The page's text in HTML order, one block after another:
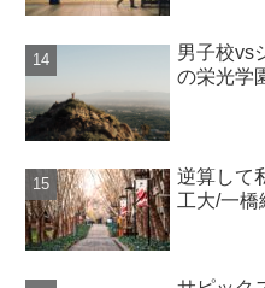
男子校vs
の栄光学
逆算して
工大/一橋